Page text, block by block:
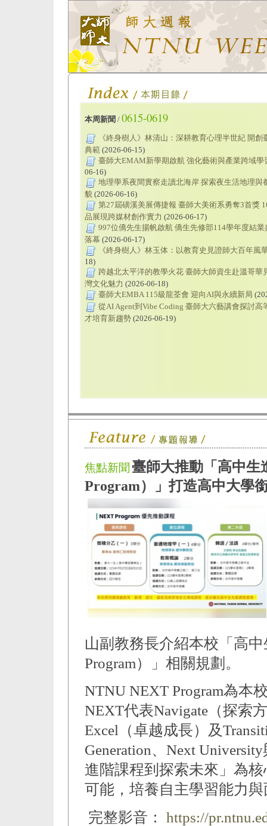
本周新聞 / 0615-0619
《終身樹人》林清山：深耕教育心理半世紀 開創
典範 (2026-06-15)
臺師大EMAM新學期啟航 強化藝術與產業跨域學
06-16)
地理學系夜間實察走讀北海岸 探索夜生活地理與
貌 (2026-06-16)
第27屆磺溪美展傳捷報 臺師大美術系勇奪3首獎
品展現跨媒材創作實力 (2026-06-17)
997位僑先生揚帆啟航 僑生先修部114學年度結業
落幕 (2026-06-17)
《終身樹人》林玉体：以教育史見證師大百年風
18)
跨越北太平洋的教學火花 臺師大師資生赴溫哥華
灣文化魅力 (2026-06-18)
臺師大EMBA 115級龍荃會 迎向AI與永續新局
從AI Agent到Vibe Coding 臺師大六藝講會探討高
才培育新趨勢 (2026-06-19)
焦點新聞臺師大推動「高中生
Program）」打造高中大學
山副教務長介紹本校「高
Program）」相關規劃。
NTNU NEXT Program為本
NEXT代表Navigate（探索
Excel（卓越成長）及
Generation、Next
進階課程到探索未來」為
可能，培養自主學習能力
完整影音：
https://